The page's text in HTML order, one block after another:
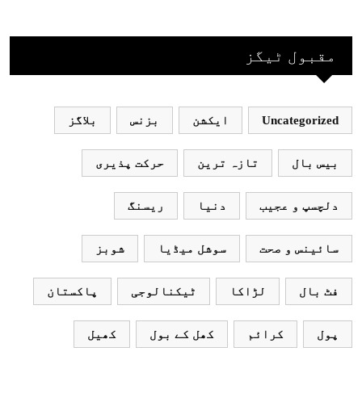
بھارتی ٹیم پاکستانمقبول ٹیگز
Uncategorized ایکشن بزنس بلاگز
بیس بال تازہ ترین حرکت پذیری
دلچسپ و عجیب دنیا ریسنگ
سائینس و صحت سوشل میڈیا شوبز
فٹ بال لڑاکا ٹیکنالوجی پاکستان
پول کرائم کھل کے بول کھیل